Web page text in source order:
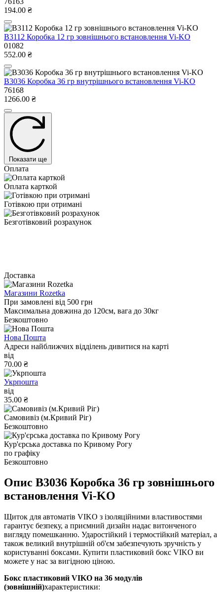
194.00 ₴
В3112 Коробка 12 гр зовнішнього встановлення Vi-KO
01082
552.00 ₴
В3036 Коробка 36 гр внутрішнього встановлення Vi-KO
76168
1266.00 ₴
Показати ще
Оплата
Оплата карткой
Готівкою при отримані
Безготівковий розрахунок
Доставка
Магазини Rozetka
При замовлені від 500 грн
Максимальна довжина до 120см, вага до 30кг
Безкоштовно
Нова Пошта
Адреси найближчих відділень дивитися на карті
від
70.00 ₴
Укрпошта
від
35.00 ₴
Самовивіз (м.Кривий Ріг)
Безкоштовно
Кур'єрська доставка по Кривому Рогу
по графіку
Безкоштовно
Опис В3036 Коробка 36 гр зовнішнього
встановлення Vi-KO
Щиток для автоматів VIKO з ізоляційними властивостями
гарантує безпеку, а приємний дизайн надає витонченого
вигляду помешканню. Ударостійкий і термостійкий матеріал, а
також великий внутрішній об'єм забезпечують зручність у
користуванні боксами. Купити пластиковий бокс VIKO ви
можете у нас за вигідною ціною.
Бокс пластиковий VIKO на 36 модулів
(зовнішній)характеристики: